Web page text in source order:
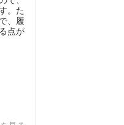
。た
、履
点が